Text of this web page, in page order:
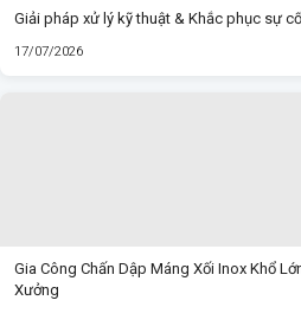
Giải pháp xử lý kỹ thuật & Khắc phục sự
17/07/2026
Gia Công Chấn Dập Máng Xối Inox Khổ
Xưởng